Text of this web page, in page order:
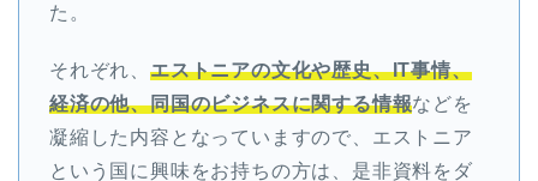
た。
それぞれ、 エストニアの文化や歴史、IT事情、
経済の他、同国のビジネスに関する情報などを
凝縮した内容となっていますので、エストニア
という国に興味をお持ちの方は、是非資料をダ